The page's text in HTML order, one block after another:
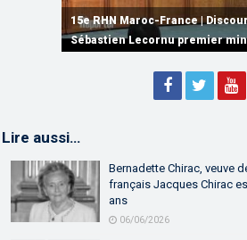
plusieurs accords de
partenariat
15e RHN Maroc-France |
Sébastien Lecornu premier
15e Réunion de Haut Niveau
Discours de M. Aziz
Lire aussi…
Bernadette Chirac, veuve
français Jacques Chirac
ans
06/06/2026